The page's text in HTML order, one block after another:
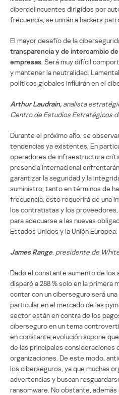
ciberdelincuentes dirigidos por
frecuencia, se unirán a hackers
El mayor desafío de la
transparencia y de intercambio
empresas . Será muy difícil
y mantener la neutralidad.
políticos globales influirán en el
Arthur Laudrain, analista
Centro de Estudios Estratégicos
Durante el próximo año, se
tendencias ya existentes. En
operadores de infraestructura
presencia internacional
garantizar la seguridad y la
suministro, tanto en términos de
frecuencia, esto requerirá de una
los contratistas y los proveedores,
para adecuarse a las nuevas
Estados Unidos y la Unión Europea.
James Range, presidente de
Dado el constante aumento de los
disparó a 288 % solo en la primera
contar con un ciberseguro será
particular en el mercado de las
sector están en contra de los
ciberseguro en un tema
en constante evolución supone
de las principales consideraciones
organizaciones. De este modo,
los ciberseguros, ya que muchas
advertencias y buscan
ransomware. No obstante,